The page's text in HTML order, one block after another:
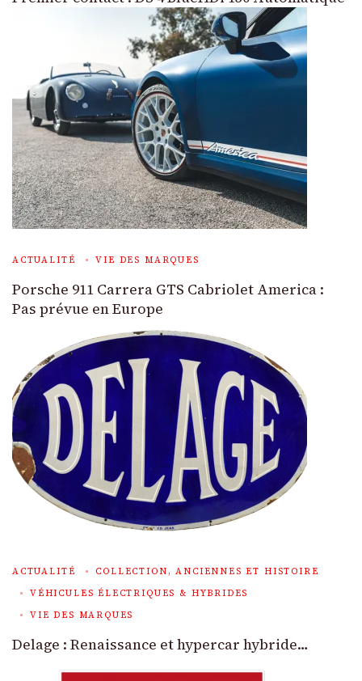
ACTUALITÉ VIE DES MARQUES
Porsche 911 Carrera GTS Cabriolet America :
Pas prévue en Europe
ACTUALITÉ
COLLECTION, ANCIENNES ET HISTOIRE
VÉHICULES ÉLECTRIQUES & HYBRIDES
VIE DES MARQUES
Delage : Renaissance et hypercar hybride…